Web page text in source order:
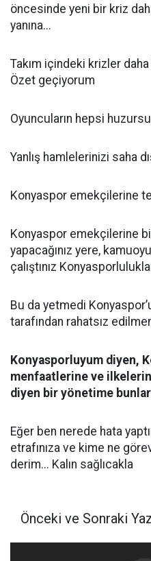
öncesinde yeni bir kriz
yanına...
Takım içindeki krizler
Özet geçiyorum
Oyuncuların hepsi
Yanlış hamlelerinizi saha
Konyaspor emekçilerine
Konyaspor emekçilerine
yapacağınız yere,
çalıştınız
Bu da yetmedi
tarafından rahatsız
Konyasporluyum diyen,
menfaatlerine ve
diyen bir yönetime bunlar
Eğer ben nerede hata
etrafınıza ve kime ne
derim... Kalın sağlıcakla
Önceki ve Sonraki